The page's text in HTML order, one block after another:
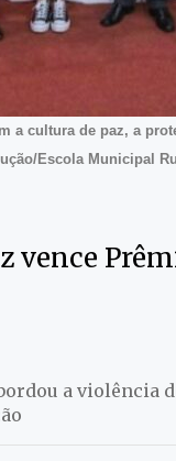
a cultura de paz, a
Escola Municipal
vence
a violência